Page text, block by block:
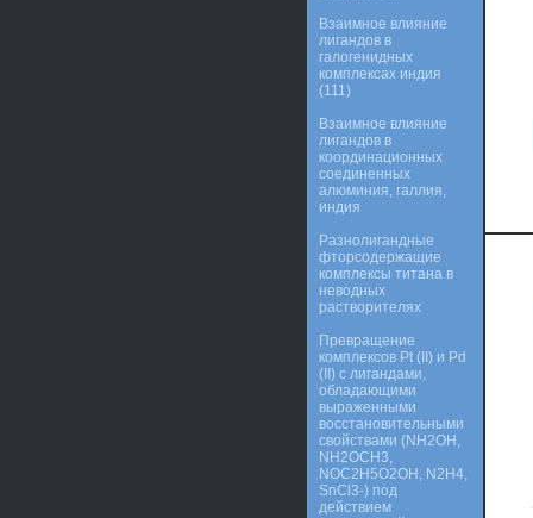
Взаимное влияние
лигандов в
галогенидных
комплексах индия
(111)
Взаимное влияние
лигандов в
координационных
соединенных
алюминия, галлия,
индия
Разнолигандные
фторсодержащие
комплексы титана в
неводных
растворителях
Превращение
комплексов Pt (II) и Pd
(II) с лигандами,
обладающими
выраженными
восстановительными
свойствами (NH2OH,
NH2OCH3,
NOC2H5O2OH, N2H4,
SnCl3-) под
действием